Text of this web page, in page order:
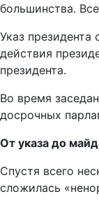
большинства.
Указ
действия
президента.
Во время
досрочных
От указа до
Спустя всего
сложилась